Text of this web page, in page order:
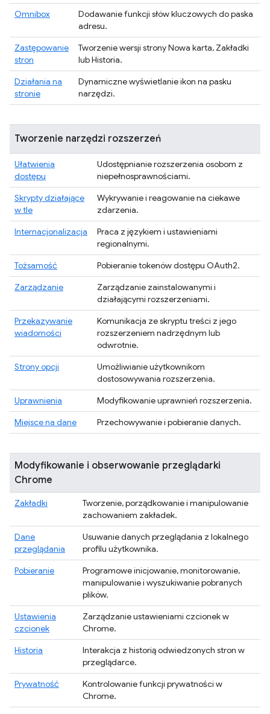
Omnibox
Dodawanie funkcji słów kluczowych do paska
adresu.
Zastępowanie
stron
Tworzenie wersji strony Nowa karta, Zakładki
lub Historia.
Działania na
stronie
Dynamiczne wyświetlanie ikon na pasku
narzędzi.
Tworzenie narzędzi rozszerzeń
Ułatwienia
dostępu
Udostępnianie rozszerzenia osobom z
niepełnosprawnościami.
Skrypty działające
w tle
Wykrywanie i reagowanie na ciekawe
zdarzenia.
Internacjonalizacja
Praca z językiem i ustawieniami
regionalnymi.
Tożsamość
Pobieranie tokenów dostępu OAuth2.
Zarządzanie
Zarządzanie zainstalowanymi i
działającymi rozszerzeniami.
Przekazywanie
wiadomości
Komunikacja ze skryptu treści z jego
rozszerzeniem nadrzędnym lub
odwrotnie.
Strony opcji
Umożliwianie użytkownikom
dostosowywania rozszerzenia.
Uprawnienia
Modyfikowanie uprawnień rozszerzenia.
Miejsce na dane
Przechowywanie i pobieranie danych.
Modyfikowanie i obserwowanie przeglądarki
Chrome
Zakładki
Tworzenie, porządkowanie i manipulowanie
zachowaniem zakładek.
Dane
przeglądania
Usuwanie danych przeglądania z lokalnego
profilu użytkownika.
Pobieranie
Programowe inicjowanie, monitorowanie,
manipulowanie i wyszukiwanie pobranych
plików.
Ustawienia
czcionek
Zarządzanie ustawieniami czcionek w
Chrome.
Historia
Interakcja z historią odwiedzonych stron w
przeglądarce.
Prywatność
Kontrolowanie funkcji prywatności w
Chrome.